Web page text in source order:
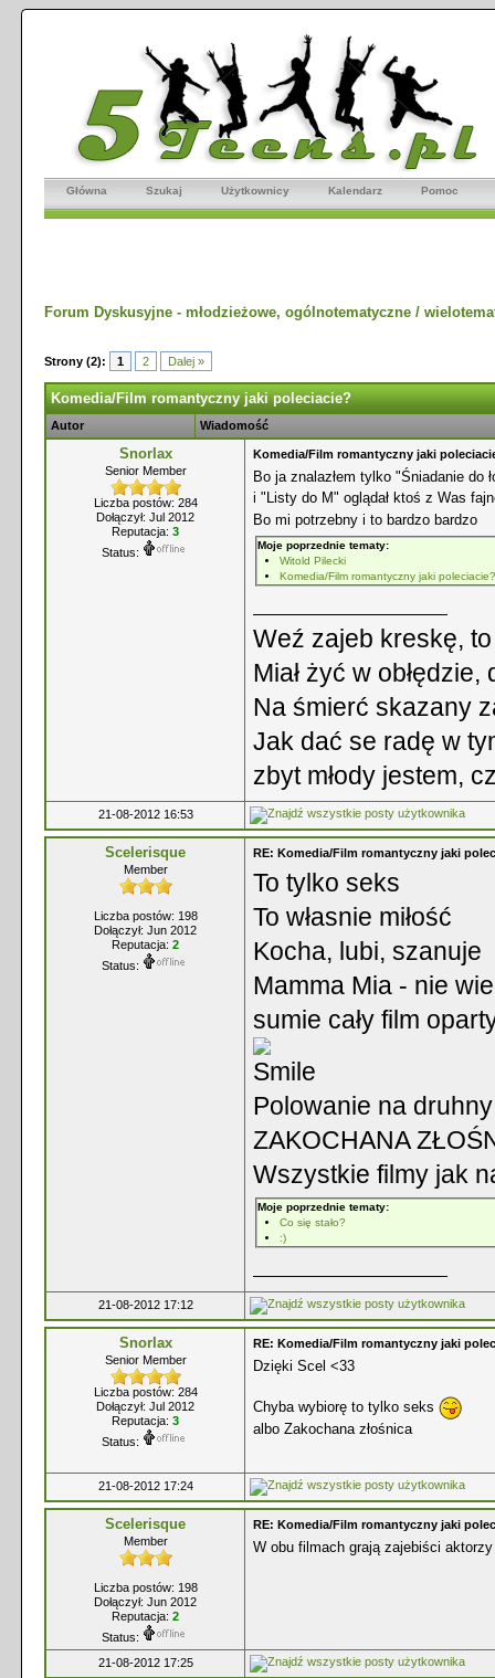
Główna Szukaj Użytkownicy Kalendarz Pomoc
Forum Dyskusyjne - młodzieżowe, ogólnotematyczne /
Strony (2): 1 2 Dalej »
Komedia/Film romantyczny jaki poleciacie?
Autor Wiadomość
Snorlax
Senior Member
Liczba postów: 284
Dołączył: Jul 2012
Reputacja: 3
Status:
Komedia/Film romantyczny jaki
Bo ja znalazłem tylko "Śniadanie do
i "Listy do M" oglądał ktoś z Was
Bo mi potrzebny i to bardzo bardzo
Moje poprzednie tematy:
Witold Pilecki
Komedia/Film romantyczny jaki poleciacie?
Weź zajeb kreskę,
Miał żyć w
Na śmierć skazany
Jak dać se radę w
zbyt młody jestem,
21-08-2012 16:53
Scelerisque
Member
Liczba postów: 198
Dołączył: Jun 2012
Reputacja: 2
Status:
RE: Komedia/Film romantyczny jaki
To tylko seks
To własnie miłość
Kocha, lubi, szanuje
Mamma Mia - nie
sumie cały film
Polowanie na druhny
ZAKOCHANA
Wszystkie filmy jak
Moje poprzednie tematy:
Co się stało?
:)
21-08-2012 17:12
Snorlax
Senior Member
Liczba postów: 284
Dołączył: Jul 2012
Reputacja: 3
Status:
RE: Komedia/Film romantyczny jaki
Dzięki Scel <33
Chyba wybiorę to tylko seks
albo Zakochana złośnica
21-08-2012 17:24
Scelerisque
Member
Liczba postów: 198
Dołączył: Jun 2012
Reputacja: 2
Status:
RE: Komedia/Film romantyczny jaki
W obu filmach grają zajebiści
21-08-2012 17:25